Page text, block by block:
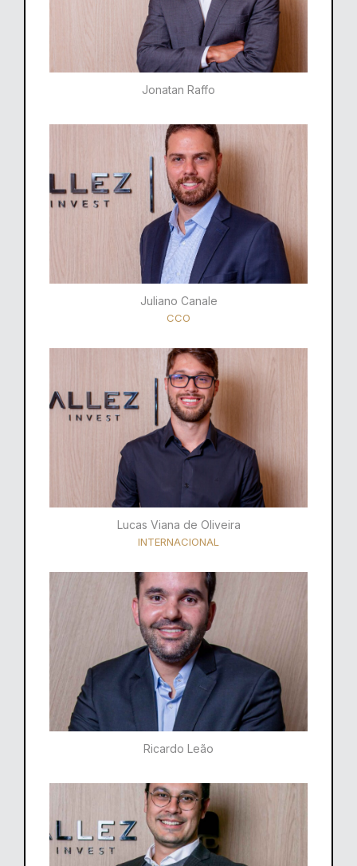
Jonatan Raffo
Juliano Canale
CCO
Lucas Viana de Oliveira
INTERNACIONAL
Ricardo Leão​